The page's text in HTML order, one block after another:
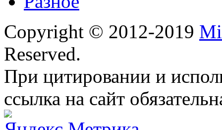
Copyright © 2012-2019
Reserved.
При цитировании и
ссылка на сайт